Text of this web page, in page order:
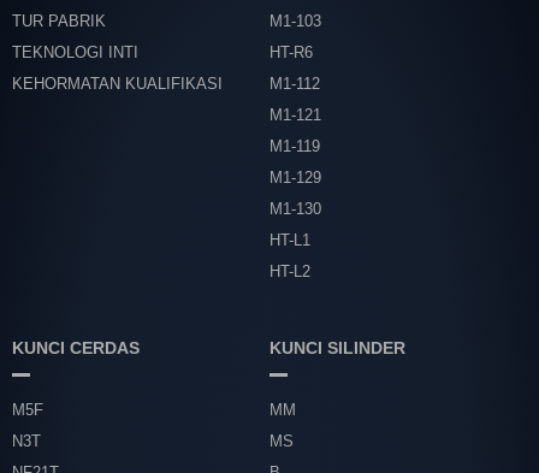
TUR PABRIK
TEKNOLOGI INTI
KEHORMATAN KUALIFIKASI
M1-103
HT-R6
M1-112
M1-121
M1-119
M1-129
M1-130
HT-L1
HT-L2
KUNCI CERDAS
M5F
N3T
KUNCI SILINDER
MM
MS